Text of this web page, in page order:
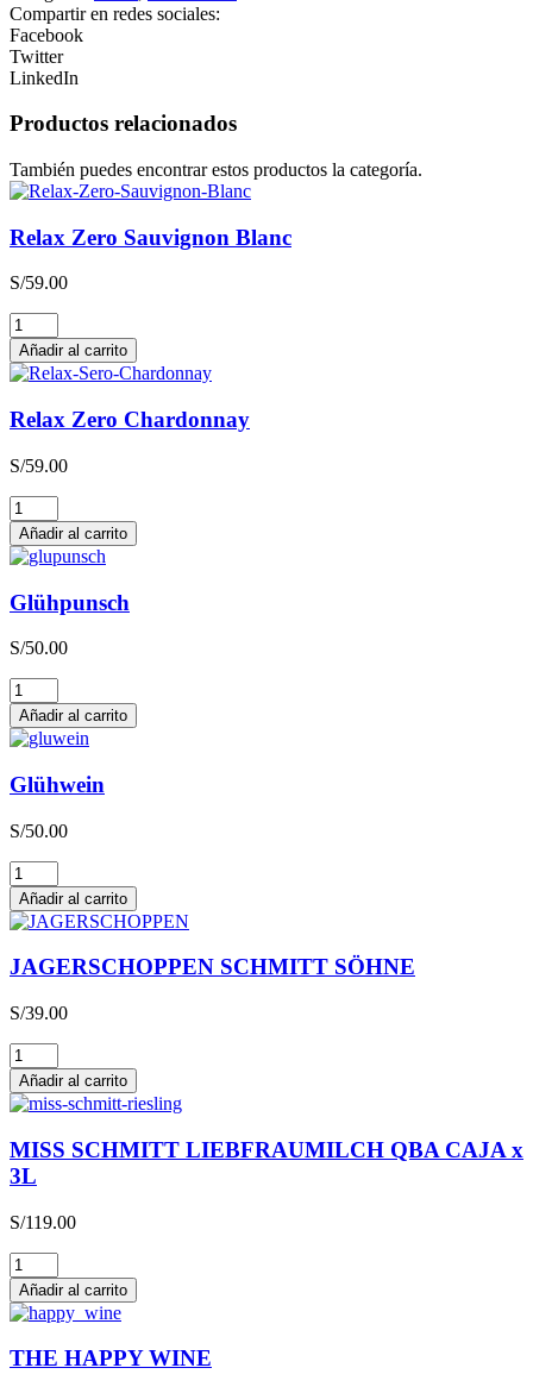
cantidad
Compartir en redes sociales:
Facebook
Twitter
LinkedIn
Productos relacionados
También puedes encontrar estos productos la categoría.
Relax Zero Sauvignon Blanc
S/59.00
Relax
Zero
Sauvignon
Blanc
cantidad
Añadir al carrito
Relax Zero Chardonnay
S/59.00
Relax
Zero
Chardonnay
cantidad
Añadir al carrito
Glühpunsch
S/50.00
Glühpunsch
cantidad
Añadir al carrito
Glühwein
S/50.00
Glühwein
cantidad
Añadir al carrito
JAGERSCHOPPEN SCHMITT SÖHNE
S/39.00
JAGERSCHOPPEN
SCHMITT
SÖHNE
cantidad
Añadir al carrito
MISS SCHMITT LIEBFRAUMILCH QBA CAJA x
3L
S/119.00
MISS
SCHMITT
LIEBFRAUMILCH
QBA
CAJA
x
Añadir al carrito
THE HAPPY WINE